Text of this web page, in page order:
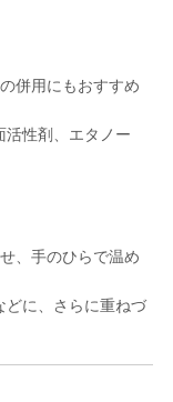
併用にもおすすめ
性剤、エタノー
、手のひらで温め
に、さらに重ねづ